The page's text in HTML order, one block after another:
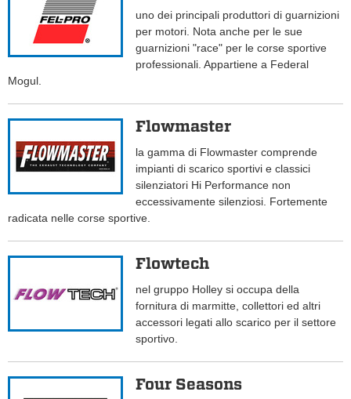
uno dei principali produttori di guarnizioni
per motori. Nota anche per le sue
guarnizioni "race" per le corse sportive
professionali. Appartiene a Federal
Mogul.
Flowmaster
la gamma di Flowmaster comprende
impianti di scarico sportivi e classici
silenziatori Hi Performance non
eccessivamente silenziosi. Fortemente
radicata nelle corse sportive.
Flowtech
nel gruppo Holley si occupa della
fornitura di marmitte, collettori ed altri
accessori legati allo scarico per il settore
sportivo.
Four Seasons